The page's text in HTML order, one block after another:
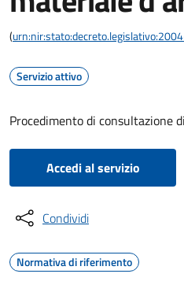
(
Servizio attivo
Procedimento di consultazione
Accedi al servizio
Condividi
Normativa di riferimento